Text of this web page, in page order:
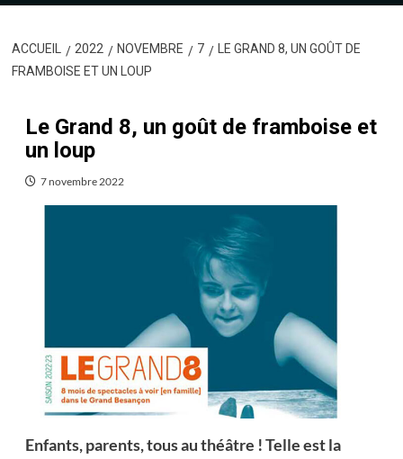
ACCUEIL 2022 NOVEMBRE 7
LE GRAND 8, UN GOÛT DE
FRAMBOISE ET UN LOUP
Le Grand 8, un goût de framboise et
un loup
7 novembre 2022
Enfants, parents, tous au théâtre ! Telle est la